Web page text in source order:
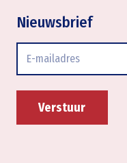
Nieuwsbrief